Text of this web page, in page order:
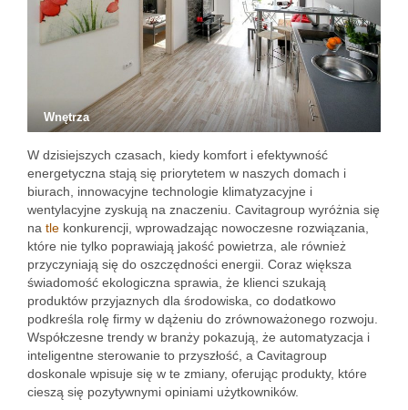
Wnętrza
W dzisiejszych czasach, kiedy komfort i efektywność
energetyczna stają się priorytetem w naszych domach i
biurach, innowacyjne technologie klimatyzacyjne i
wentylacyjne zyskują na znaczeniu. Cavitagroup wyróżnia się
na tle konkurencji, wprowadzając nowoczesne rozwiązania,
które nie tylko poprawiają jakość powietrza, ale również
przyczyniają się do oszczędności energii. Coraz większa
świadomość ekologiczna sprawia, że klienci szukają
produktów przyjaznych dla środowiska, co dodatkowo
podkreśla rolę firmy w dążeniu do zrównoważonego rozwoju.
Współczesne trendy w branży pokazują, że automatyzacja i
inteligentne sterowanie to przyszłość, a Cavitagroup
doskonale wpisuje się w te zmiany, oferując produkty, które
cieszą się pozytywnymi opiniami użytkowników.